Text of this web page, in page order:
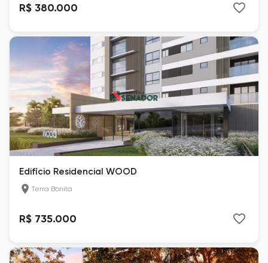
R$ 380.000
Edifício Residencial WOOD
Terra Bonita
R$ 735.000